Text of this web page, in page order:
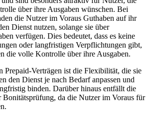
über ihre Ausgaben wünschen. Bei
die Nutzer im Voraus Guthaben auf ihr
Dienst nutzen, solange sie über
verfügen. Dies bedeutet, dass es keine
oder langfristigen Verpflichtungen gibt,
die volle Kontrolle über ihre Ausgaben.
Prepaid-Verträgen ist die Flexibilität, die sie
den Dienst je nach Bedarf anpassen und
binden. Darüber hinaus entfällt die
da die Nutzer im Voraus für